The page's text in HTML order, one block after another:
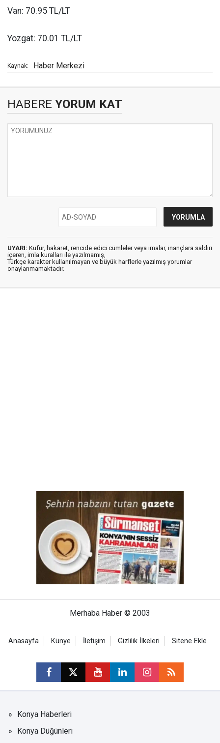
Van: 70.95 TL/LT
Yozgat: 70.01 TL/LT
Kaynak: Haber Merkezi
HABERE YORUM KAT
UYARI: Küfür, hakaret, rencide edici cümleler veya imalar, inançlara saldırı
içeren, imla kuralları ile yazılmamış,
Türkçe karakter kullanılmayan ve büyük harflerle yazılmış yorumlar
onaylanmamaktadır.
Merhaba Haber © 2003
Anasayfa Künye İletişim Gizlilik İlkeleri Sitene Ekle
Konya Haberleri
Konya Düğünleri